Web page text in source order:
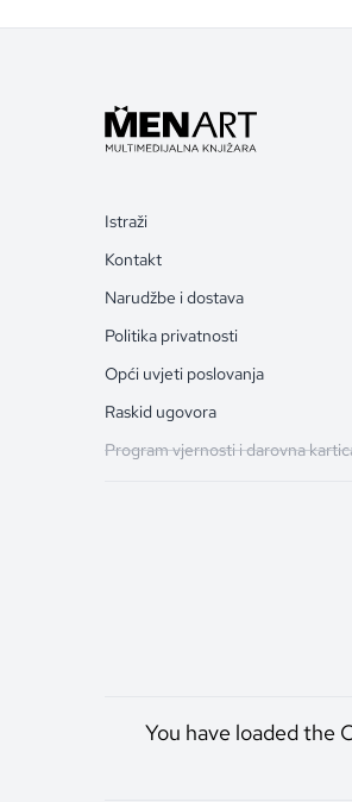
Istraži
Kontakt
Narudžbe i dostava
Politika privatnosti
Opći uvjeti poslovanja
Raskid ugovora
Program vjernosti i darovna
You have loaded the